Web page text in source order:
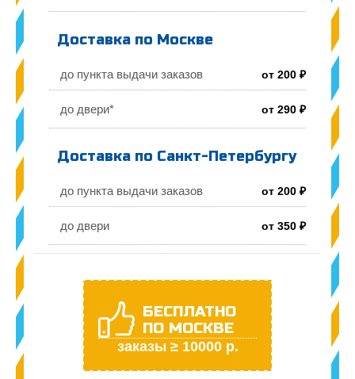
Доставка по Москве
до пункта выдачи заказов от 200 ₽
до двери* от 290 ₽
Доставка по Санкт-Петербургу
до пункта выдачи заказов от 200 ₽
до двери от 350 ₽
БЕСПЛАТНО
ПО МОСКВЕ
заказы ≥ 10000 р.